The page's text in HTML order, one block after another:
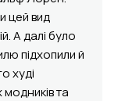
цей вид
А далі було
підхопили й
худі
та